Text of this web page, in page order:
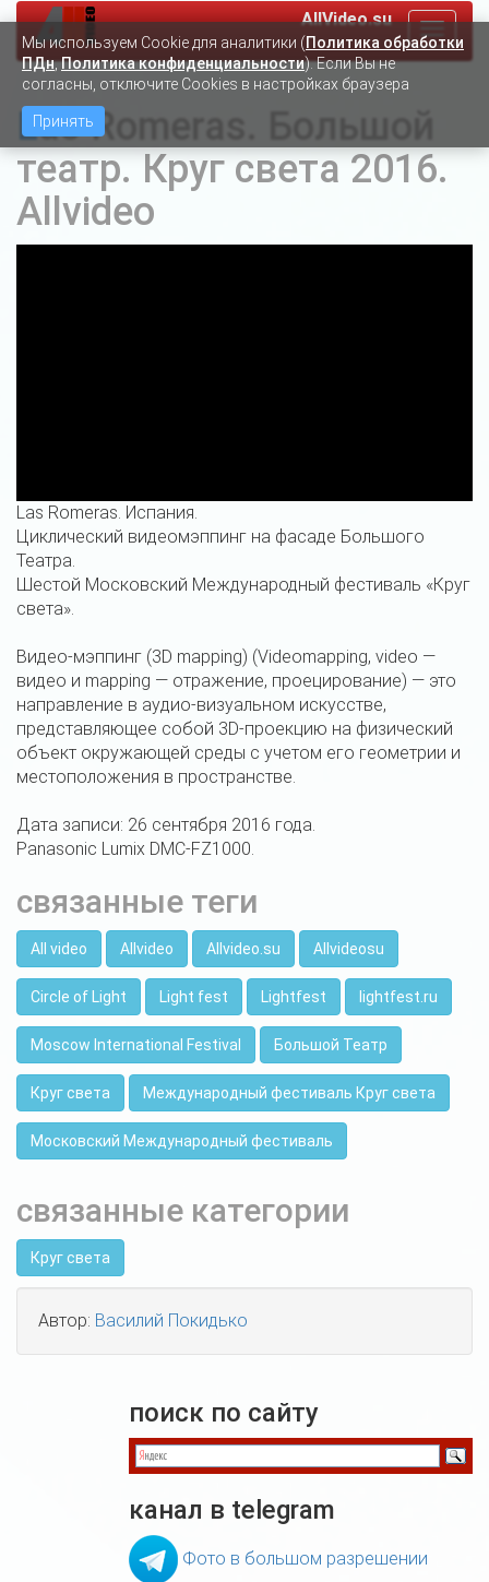
AllVideo.su
Las Romeras. Большой
театр. Круг света 2016.
Allvideo
Las Romeras. Испания.
Циклический видеомэппинг на фасаде Большого
Театра.
Шестой Московский Международный фестиваль «Круг
света».
Видео-мэппинг (3D mapping) (Videomapping, video —
видео и mapping — отражение, проецирование) — это
направление в аудио-визуальном искусстве,
представляющее собой 3D-проекцию на физический
объект окружающей среды с учетом его геометрии и
местоположения в пространстве.
Дата записи: 26 сентября 2016 года.
Panasonic Lumix DMC-FZ1000.
связанные теги
All video Allvideo Allvideo.su Allvideosu
Circle of Light Light fest Lightfest lightfest.ru
Moscow International Festival Большой Театр
Круг света Международный фестиваль Круг света
Московский Международный фестиваль
связанные категории
Круг света
Автор: Василий Покидько
поиск по сайту
канал в telegram
Фото в большом разрешении
Мы используем Сookie для аналитики (Политика обработки
ПДн,Политика конфиденциальности). Если Вы не
согласны, отключите Cookies в настройках браузера
Принять